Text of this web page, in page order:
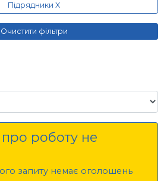
Підрядники X
Очистити фільтри
роботу не
запиту немає оголошень